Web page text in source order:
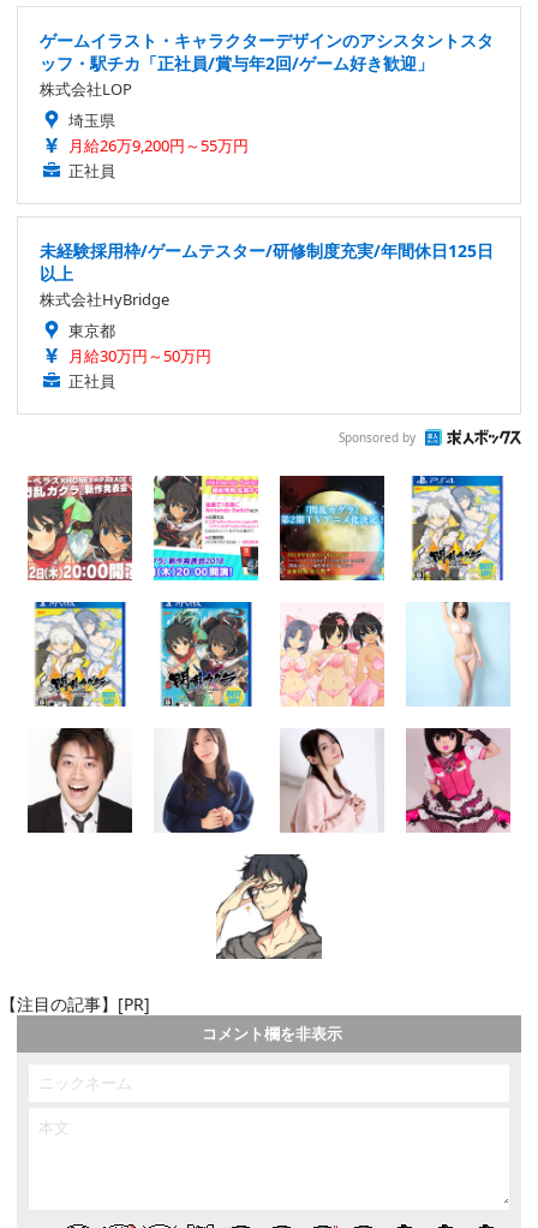
ゲームイラスト・キャラクターデザインのアシスタントスタ
ッフ・駅チカ「正社員/賞与年2回/ゲーム好き歓迎」
株式会社LOP
埼玉県
月給26万9,200円～55万円
正社員
未経験採用枠/ゲームテスター/研修制度充実/年間休日125日
以上
株式会社HyBridge
東京都
月給30万円～50万円
正社員
Sponsored by
【注目の記事】[PR]
コメント欄を非表示